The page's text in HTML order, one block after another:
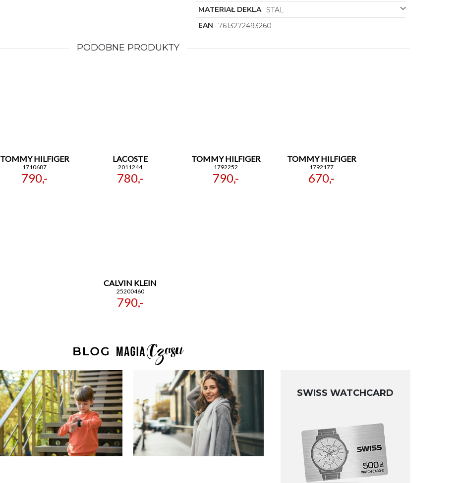
MATERIAŁ DEKLA STAL
EAN
7613272493260
PODOBNE PRODUKTY
TOMMY HILFIGER
1710687
790,-
LACOSTE
2011244
780,-
TOMMY HILFIGER
1792252
790,-
TOMMY HILFIGER
1792177
670,-
CALVIN KLEIN
25200460
790,-
SWISS WATCHCARD